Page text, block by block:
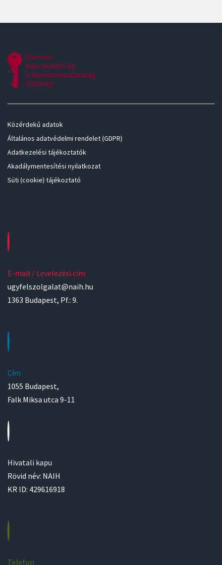
Közérdekű adatok
Általános adatvédelmi rendelet (GDPR)
Adatkezelési tájékoztatók
Akadálymentesítési nyilatkozat
Süti (cookie) tájékoztató
E-mail / Levelezési cím
ugyfelszolgalat@naih.hu
1363 Budapest, Pf.: 9.
Cím
1055 Budapest,
Falk Miksa utca 9-11
Hivatali kapu
Rövid név: NAIH
KR ID: 429616918
Telefon